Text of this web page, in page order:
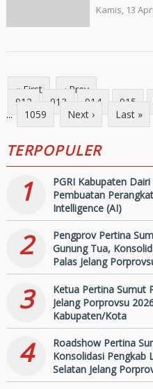
Kamis, 13
« First ‹ Prev
...
912
913 914 915
...
1059 Next › Last »
TERPOPULER
1
PGRI Kabupaten
Pembuatan
Intelligence (AI)
2
Pengprov Pertina
Gunung Tua,
Palas Jelang
3
Ketua Pertina Sumut
Jelang Porprovsu
Kabupaten/Kota
4
Roadshow Pertina
Konsolidasi Pengkab
Selatan Jelang